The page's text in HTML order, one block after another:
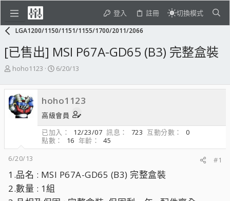
登入 註冊 切換模式
LGA1200/1150/1151/1155/1700/2011/2066
[已售出] MSI P67A-GD65 (B3) 完整盒裝
主
發
起
人
hoho1123
開
日
期
6/20/13
hoho1123
高級會員
已加入
12/23/07 訊息 723 互動分數
0
點數
16 年齡
45
6/20/13
#1
1.品名 : MSI P67A-GD65 (B3) 完整盒裝
2.數量 : 1組